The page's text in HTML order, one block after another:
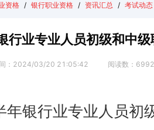
资格 / 银行职业资格 / 资讯汇总 / 考试动态
业专业人员初级和中
： 2024/03/20 21:05:42 阅读数： 6992
银行业专业人员初